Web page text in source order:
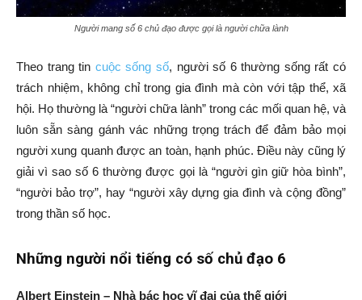
Người mang số 6 chủ đạo được gọi là người chữa lành
Theo trang tin cuộc sống số, người số 6 thường sống rất có
trách nhiệm, không chỉ trong gia đình mà còn với tập thể, xã
hội. Họ thường là “người chữa lành” trong các mối quan hệ, và
luôn sẵn sàng gánh vác những trọng trách để đảm bảo mọi
người xung quanh được an toàn, hạnh phúc. Điều này cũng lý
giải vì sao số 6 thường được gọi là “người gìn giữ hòa bình”,
“người bảo trợ”, hay “người xây dựng gia đình và cộng đồng”
trong thần số học.
Những người nổi tiếng có số chủ đạo 6
Albert Einstein – Nhà bác học vĩ đại của thế giới